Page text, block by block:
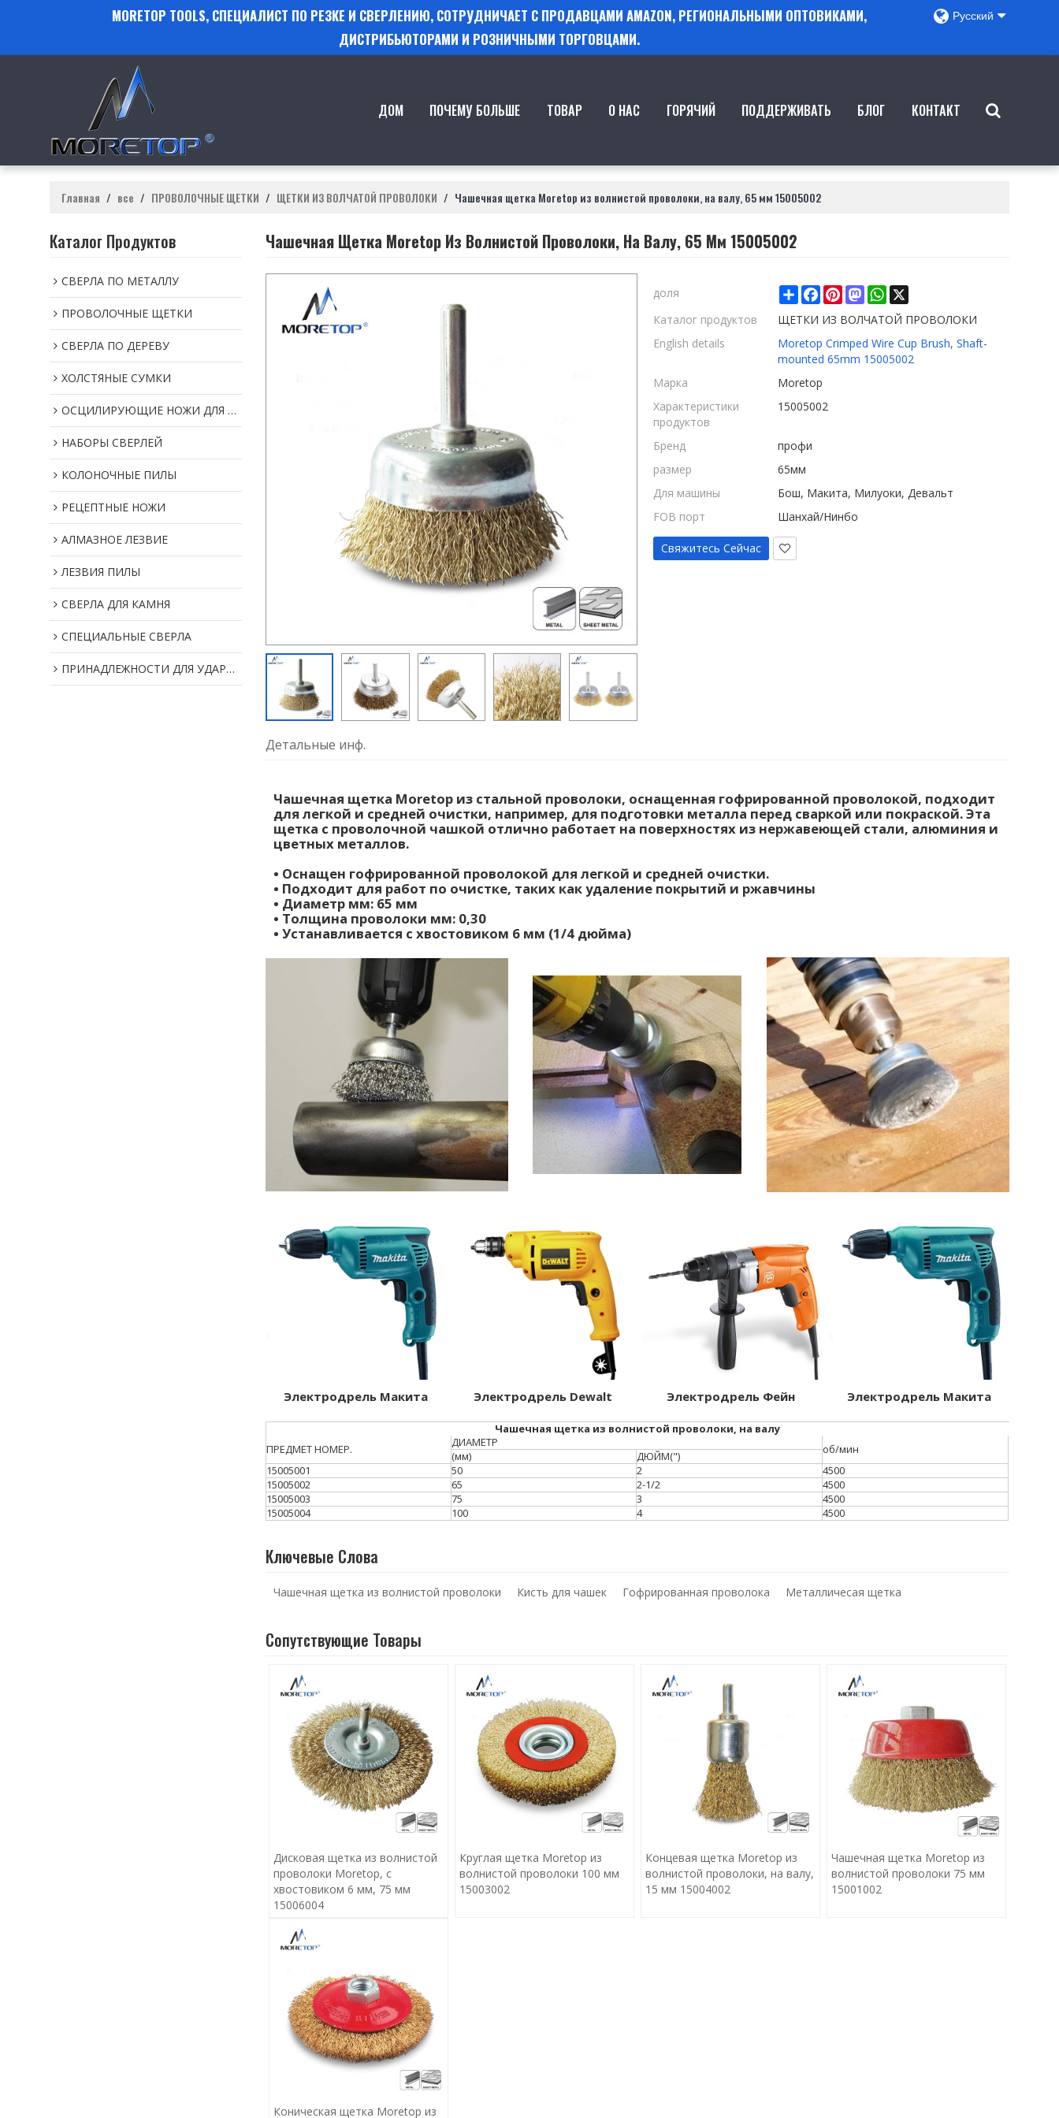
MORETOP TOOLS, СПЕЦИАЛИСТ ПО РЕЗКЕ И СВЕРЛЕНИЮ, СОТРУДНИЧАЕТ С ПРОДАВЦАМИ AMAZON, РЕГИОНАЛЬНЫМИ ОПТОВИКАМИ,
ДИСТРИБЬЮТОРАМИ И РОЗНИЧНЫМИ ТОРГОВЦАМИ.
Русский
ДОМ ПОЧЕМУ БОЛЬШЕ ТОВАР О НАС ГОРЯЧИЙ ПОДДЕРЖИВАТЬ БЛОГ КОНТАКТ
Главная / все / ПРОВОЛОЧНЫЕ ЩЕТКИ / ЩЕТКИ ИЗ ВОЛЧАТОЙ ПРОВОЛОКИ / Чашечная щетка Moretop из волнистой проволоки, на валу, 65 мм 15005002
Каталог Продуктов
СВЕРЛА ПО МЕТАЛЛУ
ПРОВОЛОЧНЫЕ ЩЕТКИ
СВЕРЛА ПО ДЕРЕВУ
ХОЛСТЯНЫЕ СУМКИ
ОСЦИЛИРУЮЩИЕ НОЖИ ДЛЯ МУЛЬТИИНСТРУМЕНТОВ
НАБОРЫ СВЕРЛЕЙ
КОЛОНОЧНЫЕ ПИЛЫ
РЕЦЕПТНЫЕ НОЖИ
АЛМАЗНОЕ ЛЕЗВИЕ
ЛЕЗВИЯ ПИЛЫ
СВЕРЛА ДЛЯ КАМНЯ
СПЕЦИАЛЬНЫЕ СВЕРЛА
ПРИНАДЛЕЖНОСТИ ДЛЯ УДАРНОГО ИНСТРУМЕНТА
Чашечная Щетка Moretop Из Волнистой Проволоки, На Валу, 65 Мм 15005002
доля ShareFacebook
PinterestMastodonWhatsApp
X
Каталог продуктов
ЩЕТКИ ИЗ ВОЛЧАТОЙ ПРОВОЛОКИ
English details
Moretop Crimped Wire Cup Brush, Shaft-
mounted 65mm 15005002
Марка
Moretop
Характеристики
продуктов
15005002
Бренд
профи
размер
65мм
Для машины
Бош, Макита, Милуоки, Девальт
FOB порт
Шанхай/Нинбо
Свяжитесь Сейчас
Детальные инф.
Чашечная щетка Moretop из стальной проволоки, оснащенная гофрированной проволокой, подходит
для легкой и средней очистки, например, для подготовки металла перед сваркой или покраской. Эта
щетка с проволочной чашкой отлично работает на поверхностях из нержавеющей стали, алюминия и
цветных металлов.
• Оснащен гофрированной проволокой для легкой и средней очистки.
• Подходит для работ по очистке, таких как удаление покрытий и ржавчины
• Диаметр мм: 65 мм
• Толщина проволоки мм: 0,30
• Устанавливается с хвостовиком 6 мм (1/4 дюйма)
Электродрель Макита Электродрель Dewalt Электродрель Фейн Электродрель Макита
Чашечная щетка из волнистой проволоки, на валу
ПРЕДМЕТ НОМЕР.
ДИАМЕТР об/мин
(мм)
ДЮЙМ(")
15005001
50 2
4500
15005002
65 2-1/2
4500
15005003
75 3
4500
15005004
100 4 4500
Ключевые Слова
Чашечная щетка из волнистой проволоки Кисть для чашек Гофрированная проволока Металличесая щетка
Сопутствующие Товары
Дисковая щетка из волнистой
проволоки Moretop, с
хвостовиком 6 мм, 75 мм
15006004
Круглая щетка Moretop из
волнистой проволоки 100 мм
15003002
Концевая щетка Moretop из
волнистой проволоки, на валу,
15 мм 15004002
Чашечная щетка Moretop из
волнистой проволоки 75 мм
15001002
Коническая щетка Moretop из